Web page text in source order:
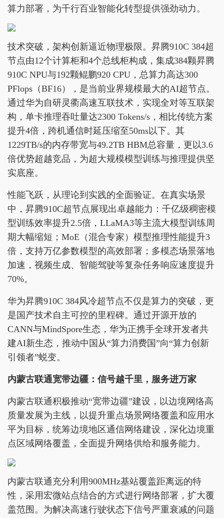
算力部署，为千行百业智能化转型提供强劲动力。
技术突破，架构创新逼近物理极限。昇腾910C 384超
节点由12个计算柜和4个总线柜构成，集成384颗昇腾
910C NPU与192颗鲲鹏920 CPU，总算力高达300
PFlops（BF16），是当前业界规模最大的AI超节点。
通过华为自研灵衢高速互联技术，实现全对等互联架
构，单卡推理吞吐量达2300 Tokens/s，相比传统方案
提升4倍，跨机通信时延压缩至50ms以下。其
1229TB/s的内存带宽与49.2TB HBM总容量，更以3.6
倍优势超越竞品，为超大规模模型训练与推理提供坚
实底座。
性能飞跃，从理论到实践的全面验证。在真实场景
中，昇腾910C超节点展现出卓越能力：千亿级稠密模
型训练效率提升2.5倍，LLaMA3等主流大模型训练周
期大幅缩短；MoE（混合专家）模型推理性能提升3
倍，支持万亿参数模型的高效部署；多模态场景落地
加速，视频生成、智能驾驶等复杂任务响应速度提升
70%。
华为昇腾910C 384风冷超节点不仅是算力的突破，更
是国产技术自主可控的里程碑。通过开源开放的
CANN与MindSpore生态，华为正携手全球开发者共
建AI新生态，推动中国从“算力消费国”向“算力创新
引领者”蜕变。
内蒙古联通宽带边疆：信号越千里，服务进万家
内蒙古联通积极推动“宽带边疆”建设，以边境网络高
质量发展为主线，以提升重点场景网络覆盖和应用水
平为目标，统筹边境地区通信网络建设，深化边境重
点区域网络覆盖，全面提升网络供给和服务能力。
内蒙古联通充分利用900MHz基站覆盖距离远的特
性，采用宏微站点结合的方式进行网络部署，扩大覆
盖范围。为解决高速行驶状态下信号严重衰减的问题